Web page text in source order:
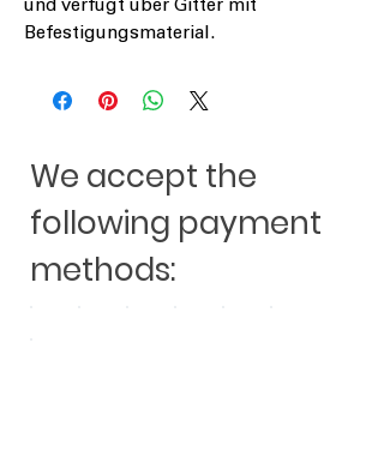
und verfügt über Gitter mit
Befestigungsmaterial.
We accept the
following payment
methods: